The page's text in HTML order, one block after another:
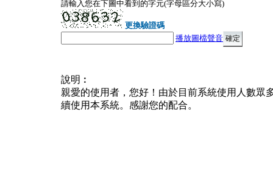
請輸入您在下圖中看到的字元(字母區分大小寫)
更換驗證碼
播放圖檔聲音
說明︰
親愛的使用者，您好！由於目前系統使用人數眾
續使用本系統。感謝您的配合。